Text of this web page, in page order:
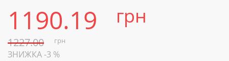
1190.19 грн
1227.00 грн
ЗНИЖКА -3 %